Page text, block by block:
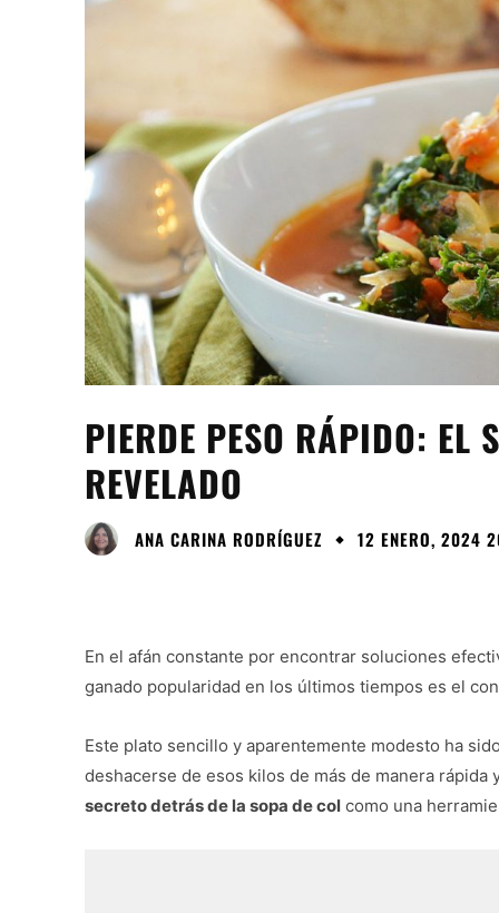
PIERDE PESO RÁPIDO: EL
REVELADO
ANA CARINA RODRÍGUEZ 12 ENERO, 2024
En el afán constante por encontrar soluciones
ganado popularidad en los últimos tiempos es el
Este plato sencillo y aparentemente modesto ha
deshacerse de esos kilos de más de manera
secreto detrás de la sopa de col como una